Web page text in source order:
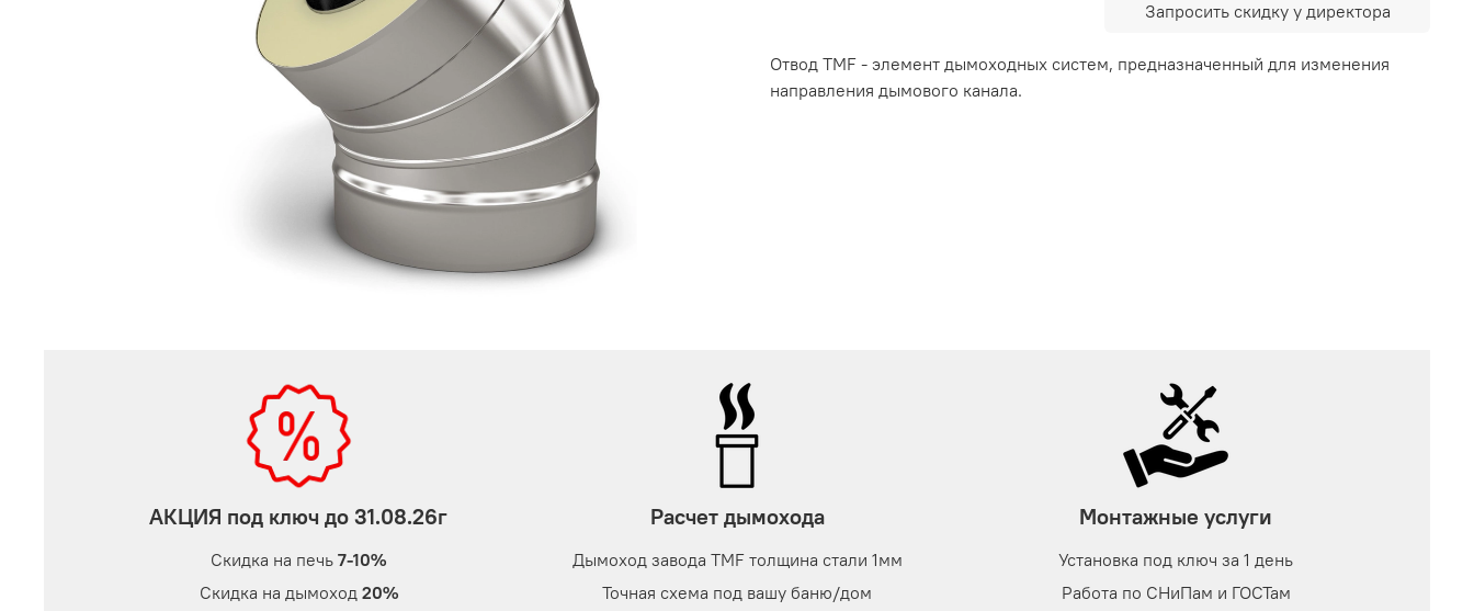
Запросить скидку у директора
Отвод TMF - элемент дымоходных систем, предназначенный для изменения
направления дымового канала.
АКЦИЯ под ключ до 31.08.26г
Скидка на печь 7-10%
Скидка на дымоход 20%
Расчет дымохода
Дымоход завода TMF толщина стали 1мм
Точная схема под вашу баню/дом
Монтажные услуги
Установка под ключ за 1 день
Работа по СНиПам и ГОСТам